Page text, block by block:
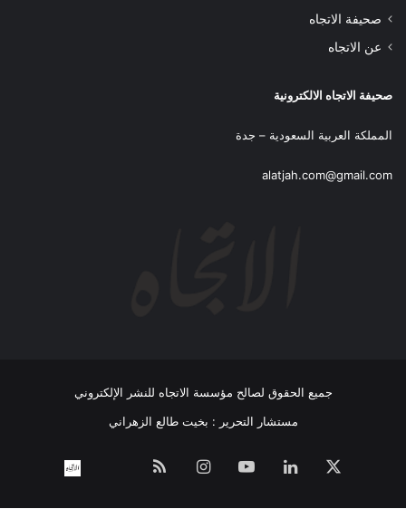
صحيفة الاتجاه
عن الاتجاه
صحيفة الاتجاه الالكترونية
المملكة العربية السعودية – جدة
alatjah.com@gmail.com
جميع الحقوق لصالح مؤسسة الاتجاه للنشر الإلكتروني
مستشار التحرير : بخيت طالع الزهراني
لينكدإن‫YouTubeانستقرامملخص نبض